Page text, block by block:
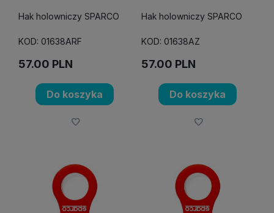
Hak holowniczy SPARCO
KOD: 01638ARF
57.00 PLN
Do koszyka
Hak holowniczy SPARCO
KOD: 01638AZ
57.00 PLN
Do koszyka